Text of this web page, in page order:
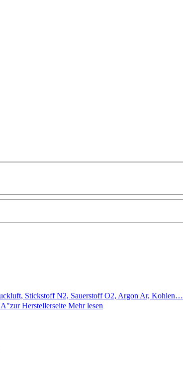
Stickstoff N2, Sauerstoff O2, Argon Ar, Kohlen…
Herstellerseite Mehr lesen